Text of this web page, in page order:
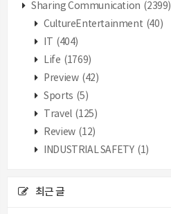
Sharing Communication (2399)
CultureEntertainment (40)
(404)
Life (1769)
Preview (42)
Sports (5)
Travel (125)
Review (12)
INDUSTRIAL SAFETY (1)
최근 글